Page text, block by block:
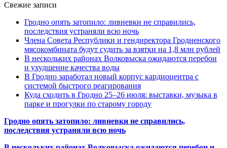
Свежие записи
Гродно опять затопило: ливневки не справились,
последствия устраняли всю ночь
Члена Совета Республики и гендиректора Гродненского
мясокомбината будут судить за взятки на 1,8 млн рублей
В нескольких районах Волковыска ожидаются перебои
и ухудшение качества воды
В Гродно заработал новый корпус кардиоцентра с
системой быстрого реагирования
Куда сходить в Гродно 25–26 июля: выставки, музыка в
парке и прогулки по старому городу
Гродно опять затопило: ливневки не справились,
последствия устраняли всю ночь